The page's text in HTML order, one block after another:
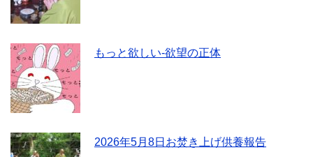
もっと欲しい-欲望の正体
2026年5月8日お焚き上げ供養報告